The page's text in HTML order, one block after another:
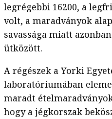
legrégebbi 16200, a
volt, a maradványok
savassága miatt
ütközött.
A régészek a Yorki
laboratóriumában
maradt
hogy a jégkorszak